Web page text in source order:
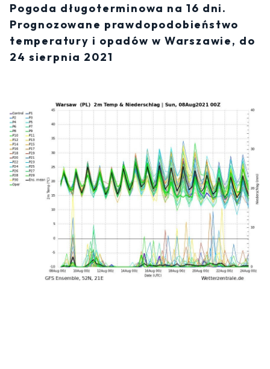
Pogoda długoterminowa na 16 dni.
Prognozowane prawdopodobieństwo
temperatury i opadów w Warszawie, do
24 sierpnia 2021